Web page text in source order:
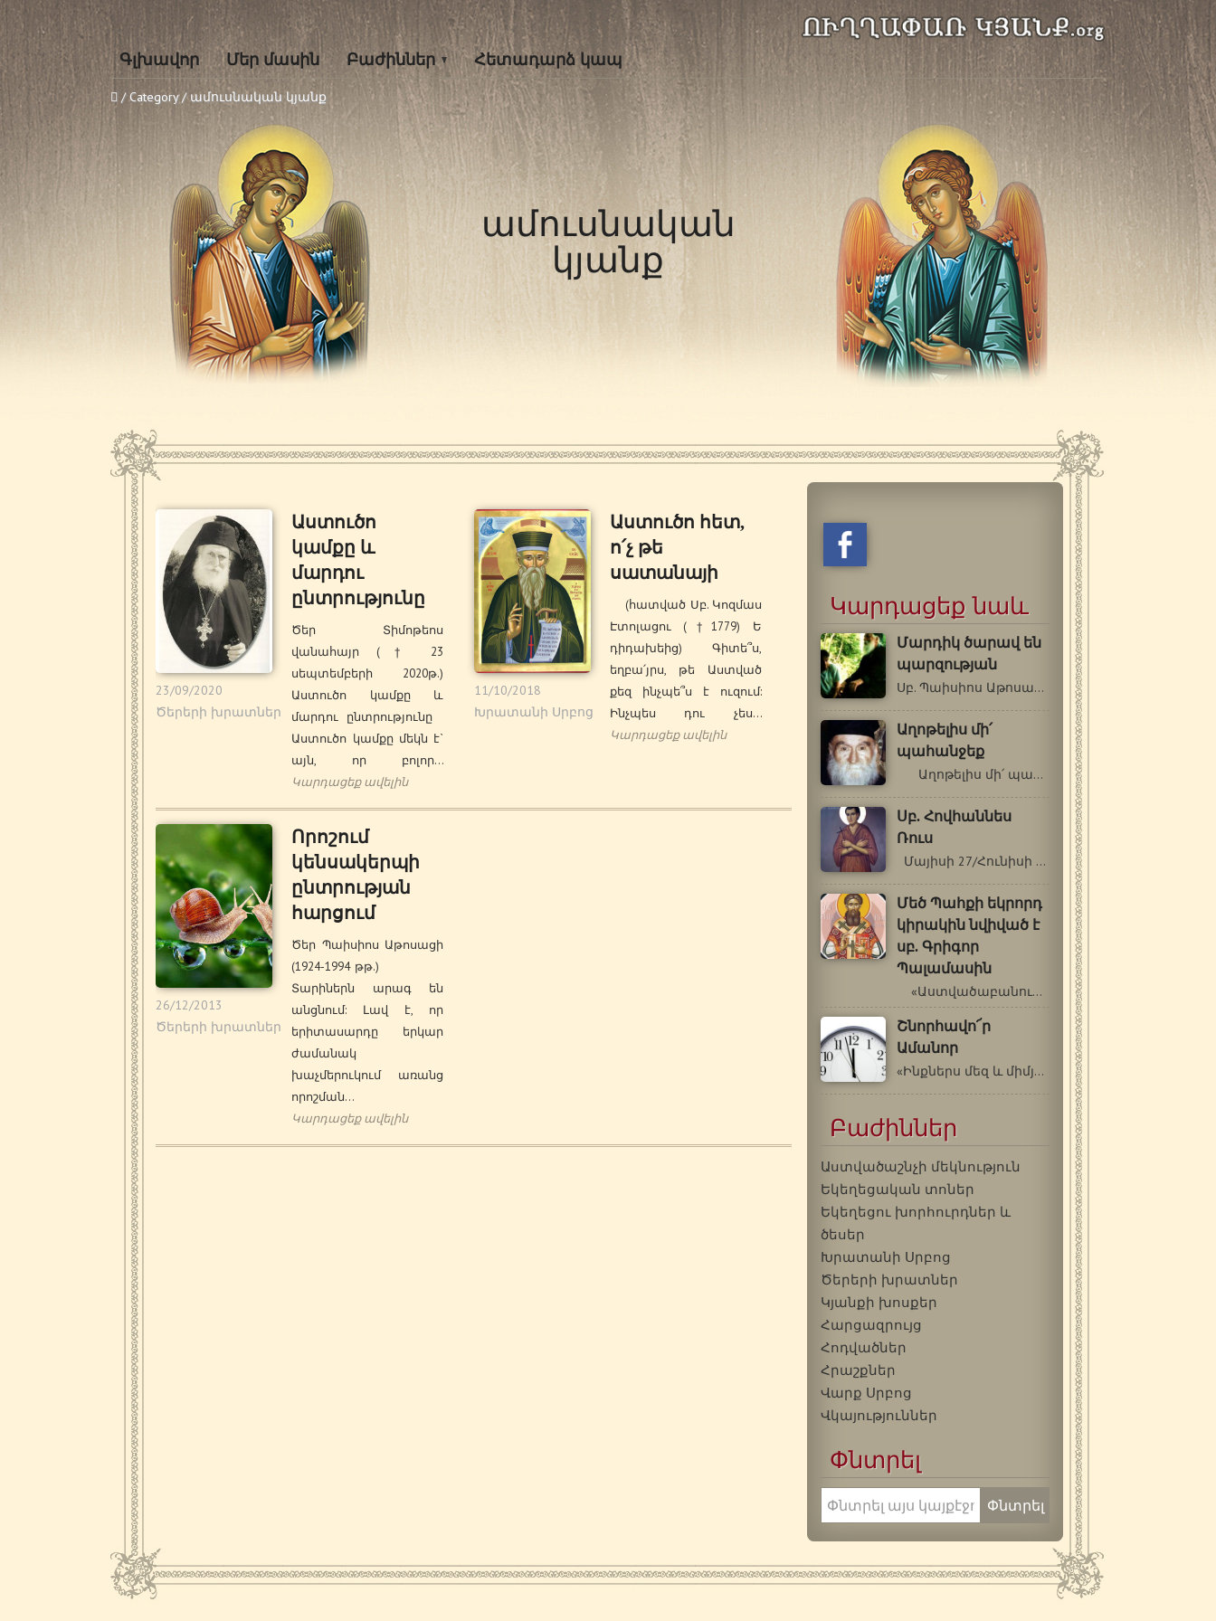
Գլխավոր Մեր մասին Բաժիններ Հետադարձ կապ
/ Category / ամուսնական կյանք
ամուսնական
կյանք
23/09/2020
Ծերերի խրատներ
Աստուծո
կամքը և
մարդու
ընտրությունը
Ծեր Տիմոթեոս
վանահայր († 23
սեպտեմբերի 2020թ.)
Աստուծո կամքը և
մարդու ընտրությունը
Աստուծո կամքը մեկն է`
այն, որ բոլոր…
Կարդացեք ավելին
11/10/2018
Խրատանի Սրբոց
Աստուծո հետ,
ո՛չ թե
սատանայի
(հատված Սբ. Կոզմաս
Էտոլացու (†1779) Ե
դիդախեից) Գիտե՞ս,
եղբա՛յրս, թե Աստված
քեզ ինչպե՞ս է ուզում:
Ինչպես դու չես…
Կարդացեք ավելին
26/12/2013
Ծերերի խրատներ
Որոշում
կենսակերպի
ընտրության
հարցում
Ծեր Պաիսիոս Աթոսացի
(1924-1994 թթ.)
Տարիներն արագ են
անցնում: Լավ է, որ
երիտասարդը երկար
ժամանակ
խաչմերուկում առանց
որոշման…
Կարդացեք ավելին
Կարդացեք նաև
Մարդիկ ծարավ են
պարզության
Սբ. Պաիսիոս Աթոսացի Լավն այն է, որ…
Աղոթելիս մի՛
պահանջեք
Աղոթելիս մի՛ պահանջեք… …
Սբ. Հովհաննես
Ռուս
Մայիսի 27/Հունիսի 9 Սբ. Հովհաննես…
Մեծ Պահքի եկրորդ
կիրակին նվիված է
սբ. Գրիգոր
Պալամասին
«Աստվածաբանությունն ամբողջանում…
Շնորհավո՜ր
Ամանոր
«Ինքներս մեզ և միմյանց և մեր ողջ կյանքը…
Բաժիններ
Աստվածաշնչի մեկնություն
Եկեղեցական տոներ
Եկեղեցու խորհուրդներ և
ծեսեր
Խրատանի Սրբոց
Ծերերի խրատներ
Կյանքի խոսքեր
Հարցազրույց
Հոդվածներ
Հրաշքներ
Վարք Սրբոց
Վկայություններ
Փնտրել